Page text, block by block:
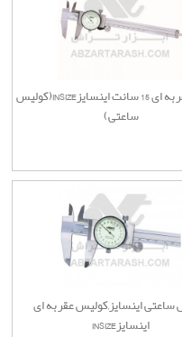
کولیس عقربه ای 15 سانت اینسایزINSIZE(کولیس
ساعتی)
اینسایز,کولیس عقربه ای
اینسایزINSIZE